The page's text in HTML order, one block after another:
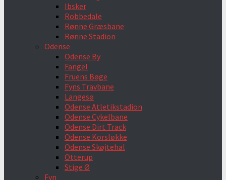
Ibsker
Robbedale
Rønne Græsbane
Rønne Stadion
Odense
Odense By
Fangel
Fruens Bøge
Fyns Travbane
Langesø
Odense Atletikstadion
Odense Cykelbane
Odense Dirt Track
Odense Korsløkke
Odense Skøjtehal
Otterup
Stige Ø
Fyn